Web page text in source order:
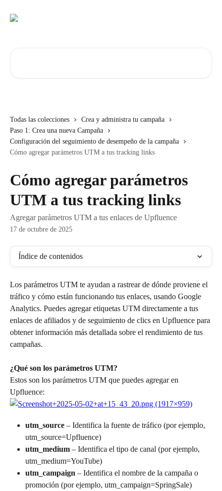
Todas las colecciones
Crea y administra tu campaña
Paso 1: Crea una nueva Campaña
Configuración del seguimiento de desempeño de la campaña
Cómo agregar parámetros UTM a tus tracking links
Cómo agregar parámetros
UTM a tus tracking links
Agregar parámetros UTM a tus enlaces de Upfluence
17 de octubre de 2025
Índice de contenidos
Los parámetros UTM te ayudan a rastrear de dónde proviene el
tráfico y cómo están funcionando tus enlaces, usando Google
Analytics. Puedes agregar etiquetas UTM directamente a tus
enlaces de afiliados y de seguimiento de clics en Upfluence para
obtener información más detallada sobre el rendimiento de tus
campañas.
¿Qué son los parámetros UTM?
Estos son los parámetros UTM que puedes agregar en
Upfluence:
utm_source – Identifica la fuente de tráfico (por ejemplo,
utm_source=Upfluence)
utm_medium – Identifica el tipo de canal (por ejemplo,
utm_medium=YouTube)
utm_campaign – Identifica el nombre de la campaña o
promoción (por ejemplo, utm_campaign=SpringSale)